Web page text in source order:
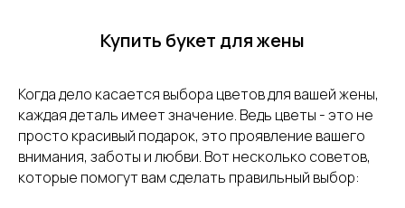
Купить букет для жены
Когда дело касается выбора цветов для вашей жены,
каждая деталь имеет значение. Ведь цветы - это не
просто красивый подарок, это проявление вашего
внимания, заботы и любви. Вот несколько советов,
которые помогут вам сделать правильный выбор: